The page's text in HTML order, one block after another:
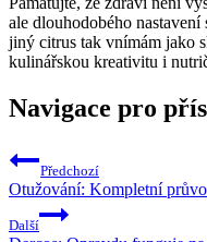
ale dlouhodobého
jiný citrus tak vnímám jako
kulinářskou kreativitu i
Navigace pro
Předchozí
Otužování: Kompletní
Další